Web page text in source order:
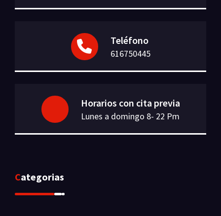
Teléfono
616750445
Horarios con cita previa
Lunes a domingo 8- 22 Pm
Categorias